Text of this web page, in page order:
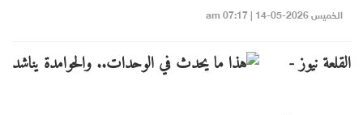
الخميس 2026-05-14 | 07:17 am
القلعة نيوز -